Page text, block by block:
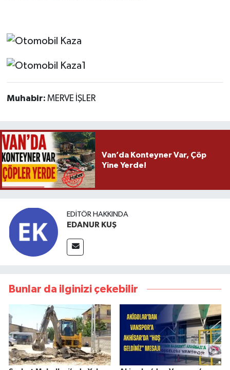
Muhabir: MERVE İŞLER
Van’da Konteyner Var, Çöp
Yine Yerde!
EDITÖR HAKKINDA
EDANUR KUŞ
Bunlar da ilginizi çekebilir